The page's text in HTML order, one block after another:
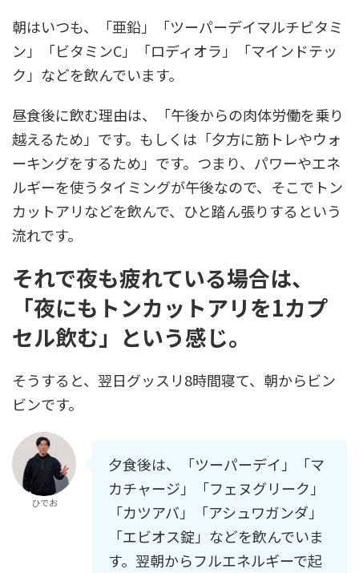
朝はいつも、「亜鉛」「ツーパーデイマルチビタミ
ン」「ビタミンC」「ロディオラ」「マインドテッ
ク」などを飲んでいます。
昼食後に飲む理由は、「午後からの肉体労働を乗り
越えるため」です。もしくは「夕方に筋トレやウォ
ーキングをするため」です。つまり、パワーやエネ
ルギーを使うタイミングが午後なので、そこでトン
カットアリなどを飲んで、ひと踏ん張りするという
流れです。
それで夜も疲れている場合は、
「夜にもトンカットアリを1カプ
セル飲む」という感じ。
そうすると、翌日グッスリ8時間寝て、朝からビン
ビンです。
ひでお
夕食後は、「ツーパーデイ」「マ
カチャージ」「フェヌグリーク」
「カツアバ」「アシュワガンダ」
「エビオス錠」などを飲んでいま
す。翌朝からフルエネルギーで起